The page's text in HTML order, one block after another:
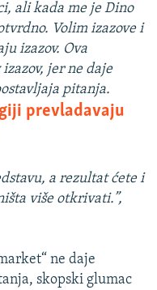
ali kada me je Dino
Volim izazove i
izazov. Ova
jer ne daje
prevladavaju
pitanja.
a rezultat ćete i
više otkrivati.”,
ne daje
skopski glumac